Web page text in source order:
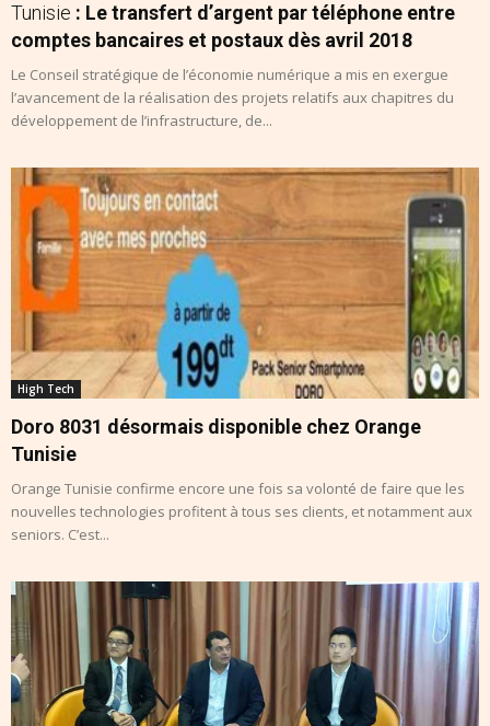
Tunisie : Le transfert d’argent par téléphone entre
comptes bancaires et postaux dès avril 2018
Le Conseil stratégique de l’économie numérique a mis en exergue
l’avancement de la réalisation des projets relatifs aux chapitres du
développement de l’infrastructure, de...
High Tech
Doro 8031 désormais disponible chez Orange
Tunisie
Orange Tunisie confirme encore une fois sa volonté de faire que les
nouvelles technologies profitent à tous ses clients, et notamment aux
seniors. C’est...